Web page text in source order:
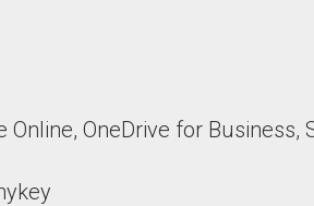
OneDrive for Business,